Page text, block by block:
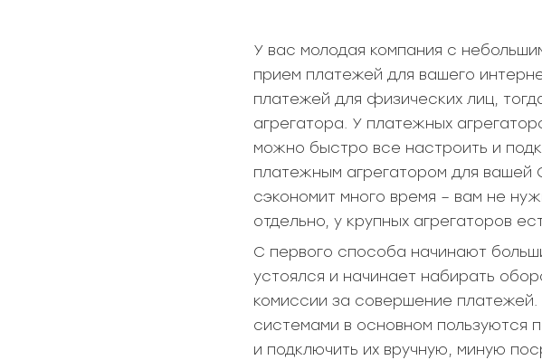
У вас молодая компания с
прием платежей для вашего
платежей для физических лиц,
агрегатора. У платежных
можно быстро все настроить и
платежным агрегатором для вашей
сэкономит много время – вам не
отдельно, у крупных агрегаторов
С первого способа начинают
устоялся и начинает набирать
комиссии за совершение
системами в основном пользуются
и подключить их вручную, миную